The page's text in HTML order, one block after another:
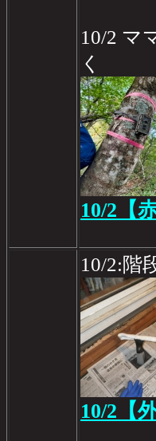
10/2 マ
く
10/2【
10/2:階
10/2【